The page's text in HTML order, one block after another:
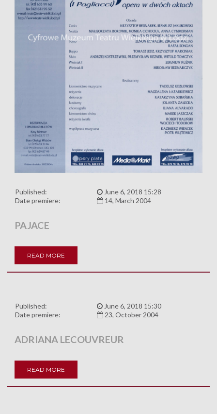
Published:
June 6, 2018 15:28
Date premiere:
14, March 2004
PAJACE
READ MORE
Published:
June 6, 2018 15:30
Date premiere:
23, October 2004
ADRIANA LECOUVREUR
READ MORE